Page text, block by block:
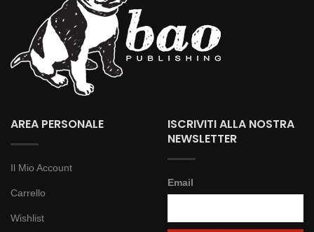
AREA PERSONALE
Il Mio Account
Carrello
Wishlist
ISCRIVITI ALLA NOSTRA
NEWSLETTER
Email